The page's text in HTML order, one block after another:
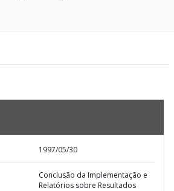
1997/05/30
Conclusão da Implementação e
Relatórios sobre Resultados